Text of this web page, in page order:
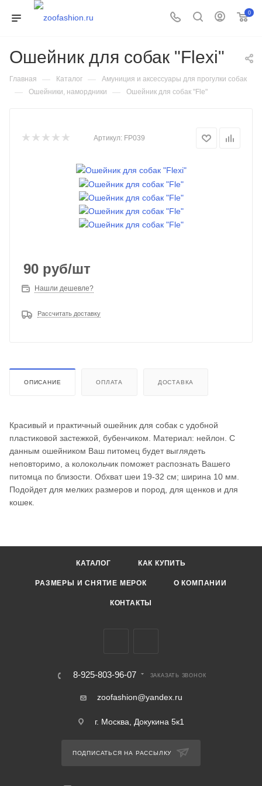
0
Ошейник для собак "Flexi"
Главная — Каталог — Амуниция и аксессуары для прогулки собак
— Ошейники, намордники — Ошейник для собак "Fle"
Артикул: FP039
90 руб/шт
Нашли дешевле?
Рассчитать доставку
ОПИСАНИЕ ОПЛАТА ДОСТАВКА
Красивый и практичный ошейник для собак с удобной
пластиковой застежкой, бубенчиком. Материал: нейлон. С
данным ошейником Ваш питомец будет выглядеть
неповторимо, а колокольчик поможет распознать Вашего
питомца по близости. Обхват шеи 19-32 см; ширина 10 мм.
Подойдет для мелких размеров и пород, для щенков и для
кошек.
КАТАЛОГ КАК КУПИТЬ
РАЗМЕРЫ И СНЯТИЕ МЕРОК О КОМПАНИИ
КОНТАКТЫ
8-925-803-96-07 ЗАКАЗАТЬ ЗВОНОК
zoofashion@yandex.ru
г. Москва, Докукина 5к1
ПОДПИСАТЬСЯ НА РАССЫЛКУ